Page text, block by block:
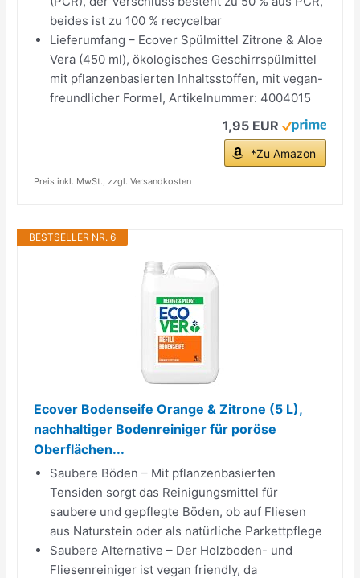
beides ist zu 100 % recycelbar
Lieferumfang – Ecover Spülmittel Zitrone & Aloe
Vera (450 ml), ökologisches Geschirrspülmittel
mit pflanzenbasierten Inhaltsstoffen, mit vegan-
freundlicher Formel, Artikelnummer: 4004015
1,95 EUR
*Zu Amazon
Preis inkl. MwSt., zzgl. Versandkosten
BESTSELLER NR. 6
Ecover Bodenseife Orange & Zitrone (5 L),
nachhaltiger Bodenreiniger für poröse
Oberflächen...
Saubere Böden – Mit pflanzenbasierten
Tensiden sorgt das Reinigungsmittel für
saubere und gepflegte Böden, ob auf Fliesen
aus Naturstein oder als natürliche Parkettpflege
Saubere Alternative – Der Holzboden- und
Fliesenreiniger ist vegan friendly, da